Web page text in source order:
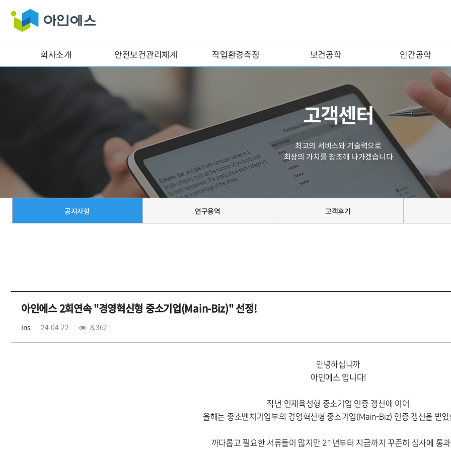
회사소개 안전보건관리체계 작업환경측정 보건공학 인간공학
고객센터
최고의 서비스와 기술력으로
최상의 가치를 창조해 나가겠습니다
공지사항 연구용역 고객후기
아인에스 2회연속 "경영혁신형 중소기업(Main-Biz)" 선정!
ins 24-04-22 8,362
안녕하십니까
아인에스 입니다!
작년 인재육성형 중소기업 인증 갱신에 이어
올해는 중소벤처기업부의 경영혁신형 중소기업(Main-Biz) 인증 갱신을 받았
까다롭고 필요한 서류들이 많지만 21년부터 지금까지 꾸준히 심사에 통